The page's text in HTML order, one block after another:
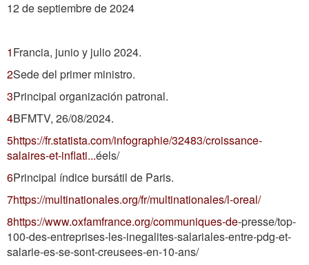
12 de septiembre de 2024
1Francia, junio y julio 2024.
2Sede del primer ministro.
3Principal organización patronal.
4BFMTV, 26/08/2024.
5https://fr.statista.com/infographie/32483/croissance-
salaires-et-inflati...éels/
6Principal índice bursátil de Paris.
7https://multinationales.org/fr/multinationales/l-oreal/
8https://www.oxfamfrance.org/communiques-de-presse/top-
100-des-entreprises-les-inegalites-salariales-entre-pdg-et-
salarie-es-se-sont-creusees-en-10-ans/